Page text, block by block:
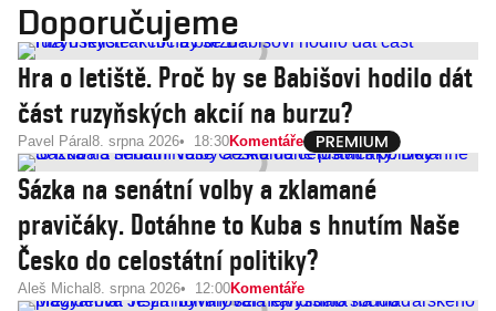
Doporučujeme
Hra o letiště. Proč by se Babišovi hodilo dát
část ruzyňských akcií na burzu?
Pavel Páral 8. srpna 2026 18:30Komentáře
Sázka na senátní volby a zklamané
pravičáky. Dotáhne to Kuba s hnutím Naše
Česko do celostátní politiky?
Aleš Michal 8. srpna 2026 12:00Komentáře